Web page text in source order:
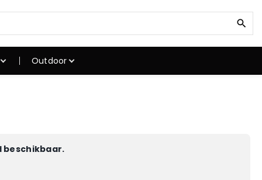
e
k
a
Outdoor
Karabiner
beschikbaar.